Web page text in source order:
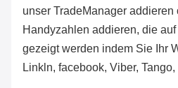
unser TradeManager addieren
Handyzahlen addieren, die
gezeigt werden indem Sie Ihr
Linkln, facebook, Viber,